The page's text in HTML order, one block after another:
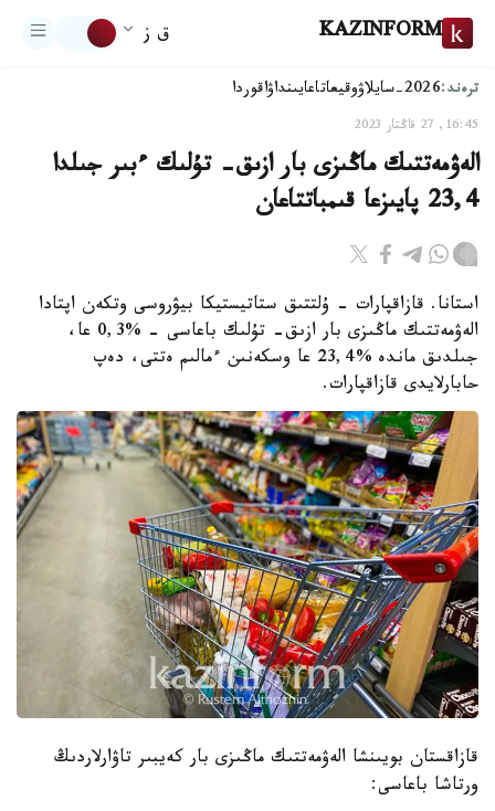
KAZINFORM ق ز
ترەند:2026-سايلاۋ وقيعاتاعايىنداۋاقوردا
16:45, 27 قاڭتار 2023
الەۋمەتتىك ماڭىزى بار ازىق- تۇلىك ءبىر جىلدا
23,4 پايىزعا قىمباتتاعان
استانا. قازاقپارات - ۇلتتىق ستاتيستيكا بيۋروسى وتكەن اپتادا
الەۋمەتتىك ماڭىزى بار ازىق- تۇلىك باعاسى - %0,3 عا،
جىلدىق ماندە %23,4 عا وسكەنىن ءمالىم ەتتى، دەپ
حابارلايدى قازاقپارات.
قازاقستان بويىنشا الەۋمەتتىك ماڭىزى بار كەيبىر تاۋارلاردىڭ
ورتاشا باعاسى: